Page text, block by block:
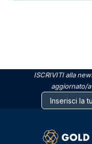
ISCRIVITI alla
aggiornato/